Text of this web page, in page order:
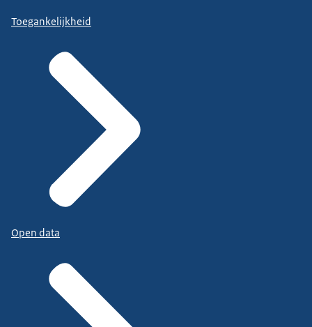
Toegankelijkheid
Open data